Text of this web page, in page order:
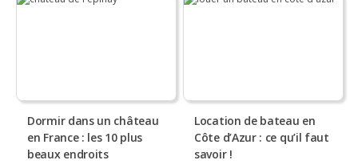
Dormir dans un château
en France : les 10 plus
beaux endroits
Location de bateau en
Côte d’Azur : ce qu’il faut
savoir !